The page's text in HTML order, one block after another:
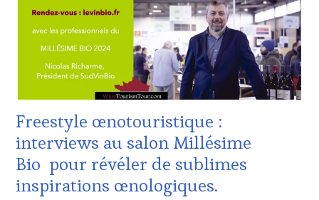
CORSICA,
DE-
PROVENCE,
DOMAINE
VITICOLE,
TOURISME,
EDITION
LES
CLÉS
DU
VIN
Freestyle œnotouristique :
interviews au salon Millésime
Bio pour révéler de sublimes
inspirations œnologiques.